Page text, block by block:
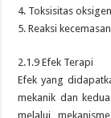
4. Toksisitas oksigen
5. Reaksi kecemasan
2.1.9 Efek Terapi
Efek yang
mekanik dan
melalui